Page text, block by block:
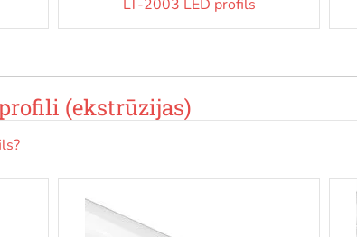
LT-2003 LED profils
(ekstrūzijas)